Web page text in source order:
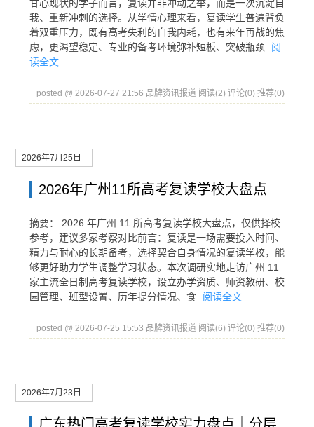
甘心现状的学子而言，复读并非冲动之举，而是一次沉淀自
我、重新冲刺的选择。从学情心理来看，复读学生普遍背负
着双重压力，既有高考失利的自我内耗，也有来年再战的焦
虑，更渴望稳定、专业的备考环境弥补短板、突破瓶颈
阅
读全文
posted @ 2026-07-27 21:56 品牌资讯报道 阅读(2) 评论(0) 推荐(0)
2026年7月25日
2026年广州11所高考复读学校大盘点
摘要： 2026 年广州 11 所高考复读学校大盘点，仅供择校
参考，建议多家考察对比前言：复读是一场需要投入时间、
精力与耐心的长期备考，选择契合自身情况的复读学校，能
够更好助力学生调整学习状态。本次调研实地走访广州 11
家主流全日制高考复读学校，设立办学资质、师资教研、校
园管理、班型设置、历年提分情况、食
阅读全文
posted @ 2026-07-25 15:53 品牌资讯报道 阅读(6) 评论(0) 推荐(0)
2026年7月23日